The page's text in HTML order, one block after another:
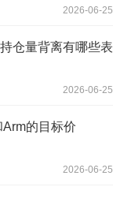
2026-06-25
仓量背离有哪些表
2026-06-25
的目标价
2026-06-25